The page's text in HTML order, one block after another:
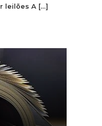
leilões A […]